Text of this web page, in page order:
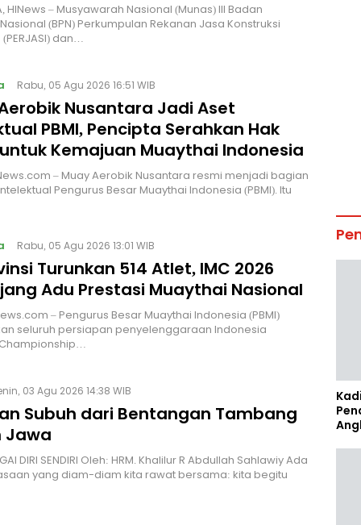
HINews – Musyawarah Nasional (Munas) III Badan
(BPN) Perkumpulan Rekanan Jasa Konstruksi
dan…
Rabu, 05 Agu 2026 16:51 WIB
Nusantara Jadi Aset
PBMI, Pencipta Serahkan Hak
Kemajuan Muaythai Indonesia
– Muay Aerobik Nusantara resmi menjadi bagian
Pengurus Besar Muaythai Indonesia (PBMI). Itu
Rabu, 05 Agu 2026 13:01 WIB
Turunkan 514 Atlet, IMC 2026
Adu Prestasi Muaythai Nasional
– Pengurus Besar Muaythai Indonesia (PBMI)
seluruh persiapan penyelenggaraan Indonesia
03 Agu 2026 14:38 WIB
Subuh dari Bentangan Tambang
Jawa
DIRI SENDIRI Oleh: HRM. Khalilur R Abdullah Sahlawiy Ada
yang diam-diam kita rawat bersama: kita begitu